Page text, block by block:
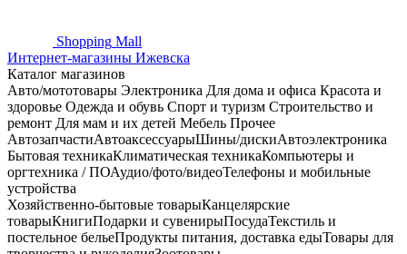
Shopping Mall
Интернет-магазины Ижевска
Каталог магазинов
Авто/мототовары Электроника Для дома и офиса Красота и
здоровье Одежда и обувь Спорт и туризм Строительство и
ремонт Для мам и их детей Мебель Прочее
АвтозапчастиАвтоаксессуарыШины/дискиАвтоэлектроника
Бытовая техникаКлиматическая техникаКомпьютеры и
оргтехника / ПОАудио/фото/видеоТелефоны и мобильные
устройства
Хозяйственно-бытовые товарыКанцелярские
товарыКнигиПодарки и сувенирыПосудаТекстиль и
постельное бельеПродукты питания, доставка едыТовары для